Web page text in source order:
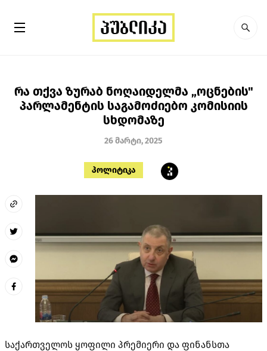
რა თქვა ზურაბ ნოღაიდელმა „ოცნების"
პარლამენტის საგამოძიებო კომისიის
სხდომაზე
26 მარტი, 2025
პოლიტიკა
საქართველოს ყოფილი პრემიერი და ფინანსთა